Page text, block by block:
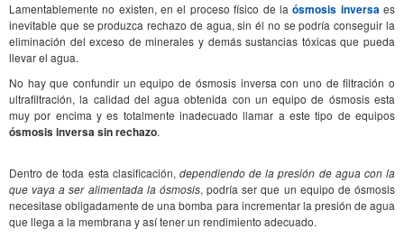
Lamentablemente no existen, en el proceso físico de laósmosis inversa es
inevitable que se produzca rechazo de agua, sin él no se podría conseguir la
eliminación del exceso de minerales y demás sustancias tóxicas que pueda
llevar el agua.
No hay que confundir un equipo de ósmosis inversa con uno de filtración o
ultrafiltración, la calidad del agua obtenida con un equipo de ósmosis esta
muy por encima y es totalmente inadecuado llamar a este tipo de equipos
ósmosis inversa sin rechazo.
Dentro de toda esta clasificación, dependiendo de la presión de agua con la
que vaya a ser alimentada la ósmosis, podría ser que un equipo de ósmosis
necesitase obligadamente de una bomba para incrementar la presión de agua
que llega a la membrana y así tener un rendimiento adecuado.